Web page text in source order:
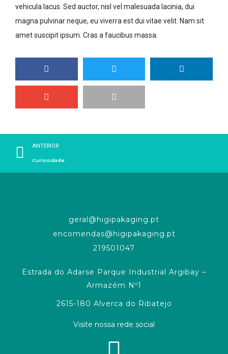
vehicula lacus. Sed auctor, nisl vel malesuada lacinia, dui
magna pulvinar neque, eu viverra est dui vitae velit. Nam sit
amet suscipit ipsum. Cras a faucibus massa.
ANTERIOR
Curiosidade
geral@higipakaging.pt
encomendas@higipakaging.pt
219501047
Estrada do Adarse Parque Industrial Argibay –
Armazém Nº1
2615-180 Alverca do Ribatejo
Visite nossa rede social